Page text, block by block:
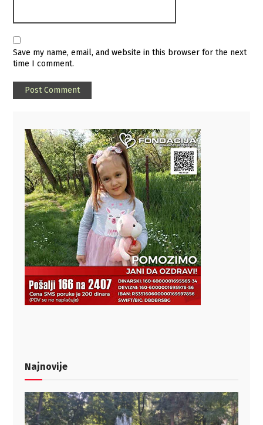
Save my name, email, and website in this browser for the next
time I comment.
Najnovije